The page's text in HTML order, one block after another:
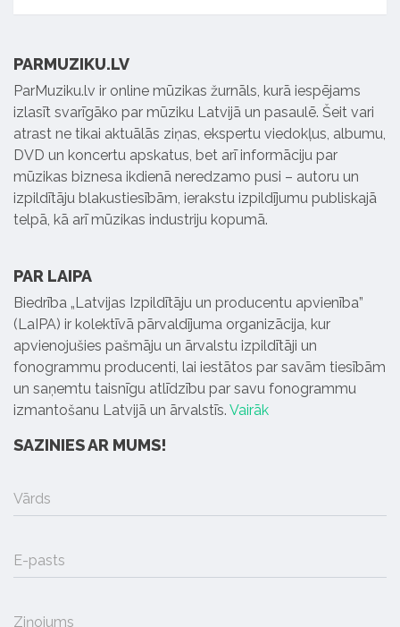
PARMUZIKU.LV
ParMuziku.lv ir online mūzikas žurnāls, kurā iespējams
izlasīt svarīgāko par mūziku Latvijā un pasaulē. Šeit vari
atrast ne tikai aktuālās ziņas, ekspertu viedokļus, albumu,
DVD un koncertu apskatus, bet arī informāciju par
mūzikas biznesa ikdienā neredzamo pusi – autoru un
izpildītāju blakustiesībām, ierakstu izpildījumu publiskajā
telpā, kā arī mūzikas industriju kopumā.
PAR LAIPA
Biedrība „Latvijas Izpildītāju un producentu apvienība”
(LaIPA) ir kolektīvā pārvaldījuma organizācija, kur
apvienojušies pašmāju un ārvalstu izpildītāji un
fonogrammu producenti, lai iestātos par savām tiesībām
un saņemtu taisnīgu atlīdzību par savu fonogrammu
izmantošanu Latvijā un ārvalstīs. Vairāk
SAZINIES AR MUMS!
Vārds
E-pasts
Ziņojums